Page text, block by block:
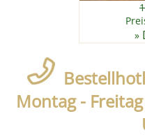
»
Montag -